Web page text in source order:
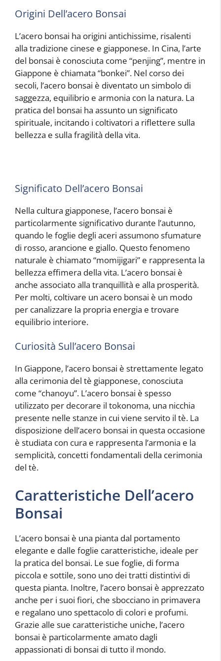
Origini Dell’acero Bonsai
L’acero bonsai ha origini antichissime, risalenti
alla tradizione cinese e giapponese. In Cina, l’arte
del bonsai è conosciuta come “penjing”, mentre in
Giappone è chiamata “bonkei”. Nel corso dei
secoli, l’acero bonsai è diventato un simbolo di
saggezza, equilibrio e armonia con la natura. La
pratica del bonsai ha assunto un significato
spirituale, incitando i coltivatori a riflettere sulla
bellezza e sulla fragilità della vita.
Significato Dell’acero Bonsai
Nella cultura giapponese, l’acero bonsai è
particolarmente significativo durante l’autunno,
quando le foglie degli aceri assumono sfumature
di rosso, arancione e giallo. Questo fenomeno
naturale è chiamato “momijigari” e rappresenta la
bellezza effimera della vita. L’acero bonsai è
anche associato alla tranquillità e alla prosperità.
Per molti, coltivare un acero bonsai è un modo
per canalizzare la propria energia e trovare
equilibrio interiore.
Curiosità Sull’acero Bonsai
In Giappone, l’acero bonsai è strettamente legato
alla cerimonia del tè giapponese, conosciuta
come “chanoyu”. L’acero bonsai è spesso
utilizzato per decorare il tokonoma, una nicchia
presente nelle stanze in cui viene servito il tè. La
disposizione dell’acero bonsai in questa occasione
è studiata con cura e rappresenta l’armonia e la
semplicità, concetti fondamentali della cerimonia
del tè.
Caratteristiche Dell’acero
Bonsai
L’acero bonsai è una pianta dal portamento
elegante e dalle foglie caratteristiche, ideale per
la pratica del bonsai. Le sue foglie, di forma
piccola e sottile, sono uno dei tratti distintivi di
questa pianta. Inoltre, l’acero bonsai è apprezzato
anche per i suoi fiori, che sbocciano in primavera
e regalano uno spettacolo di colori e profumi.
Grazie alle sue caratteristiche uniche, l’acero
bonsai è particolarmente amato dagli
appassionati di bonsai di tutto il mondo.